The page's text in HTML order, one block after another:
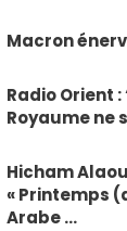
Macron
Radio Orient
Royaume ne
Hicham
« Printemps
Arabe …